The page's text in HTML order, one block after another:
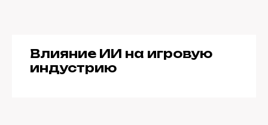
Влияние ИИ на игровую
индустрию